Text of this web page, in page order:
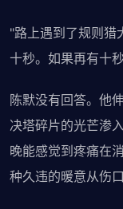
"路上遇到了规则猎
十秒。如果再有十
陈默没有回答。他
决塔碎片的光芒渗
晚能感觉到疼痛在
种久违的暖意从伤